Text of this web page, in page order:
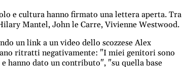
e cultura hanno firmato una lettera aperta. Tra
Mantel, John le Carre, Vivienne Westwood.
un link a un video dello scozzese Alex
ritratti negativamente: "I miei genitori sono
hanno dato un contributo", "su quella base